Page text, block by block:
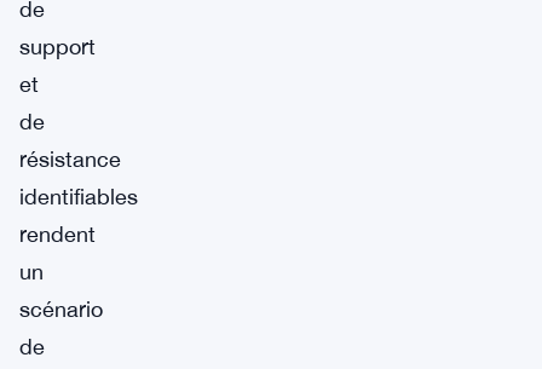
de
support
et
de
résistance
identifiables
rendent
un
scénario
de